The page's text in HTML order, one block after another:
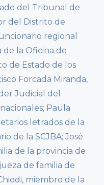
del Tribunal de
del Distrito de
regional
de la Oficina de
de Estado de los
Forcada Miranda,
Judicial del
Paula
letrados de la
de la SCJBA; José
de la provincia de
de familia de
miembro de la